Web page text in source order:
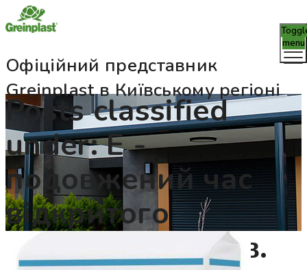
Офіційний представник
Greinplast в Київському регіоні
menu
Posts classified
under:Е -
подовжений час
відкритого
монтажу до 30хв.